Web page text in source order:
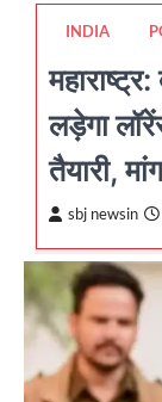
INDIA
लड़ेगा
तैयारी,
sbj newsin